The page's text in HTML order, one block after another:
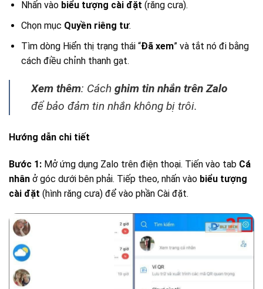
Nhấn vào biểu tượng cài đặt (răng cưa).
Chọn mục Quyền riêng tư.
Tìm dòng Hiển thị trạng thái “Đã xem” và tắt nó đi bằng
cách điều chỉnh thanh gạt.
Xem thêm: Cách ghim tin nhắn trên Zalo
để bảo đảm tin nhắn không bị trôi.
Hướng dẫn chi tiết
Bước 1: Mở ứng dụng Zalo trên điện thoại. Tiến vào tab Cá
nhân ở góc dưới bên phải. Tiếp theo, nhấn vào biểu tượng
cài đặt (hình răng cưa) để vào phần Cài đặt.